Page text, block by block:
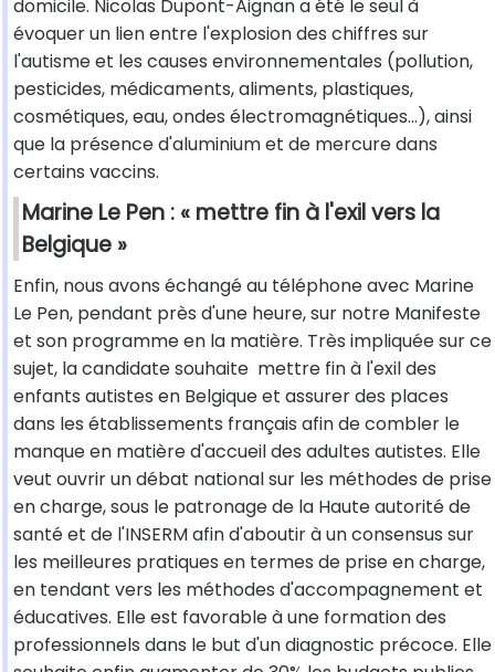
domicile. Nicolas Dupont-Aignan a été le seul à
évoquer un lien entre l'explosion des chiffres sur
l'autisme et les causes environnementales (pollution,
pesticides, médicaments, aliments, plastiques,
cosmétiques, eau, ondes électromagnétiques…), ainsi
que la présence d'aluminium et de mercure dans
certains vaccins.
Marine Le Pen : « mettre fin à l'exil vers la
Belgique »
Enfin, nous avons échangé au téléphone avec Marine
Le Pen, pendant près d'une heure, sur notre Manifeste
et son programme en la matière. Très impliquée sur ce
sujet, la candidate souhaite mettre fin à l'exil des
enfants autistes en Belgique et assurer des places
dans les établissements français afin de combler le
manque en matière d'accueil des adultes autistes. Elle
veut ouvrir un débat national sur les méthodes de prise
en charge, sous le patronage de la Haute autorité de
santé et de l'INSERM afin d'aboutir à un consensus sur
les meilleures pratiques en termes de prise en charge,
en tendant vers les méthodes d'accompagnement et
éducatives. Elle est favorable à une formation des
professionnels dans le but d'un diagnostic précoce. Elle